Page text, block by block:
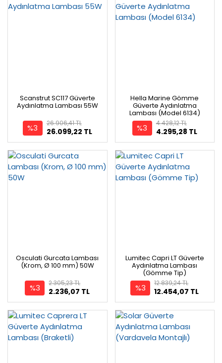
Scanstrut SC117 Güverte
Aydınlatma Lambası 55W
%3 26.099,22 TL
26.906,41 TL
Hella Marine Gömme
Güverte Aydınlatma
Lambası (Model 6134)
%3 4.295,28 TL
4.428,12 TL
Osculati Gurcata Lambası
(Krom, Ø 100 mm) 50W
%3 2.236,07 TL
2.305,23 TL
Lumitec Capri LT Güverte
Aydınlatma Lambası
(Gömme Tip)
%3 12.454,07 TL
12.839,24 TL